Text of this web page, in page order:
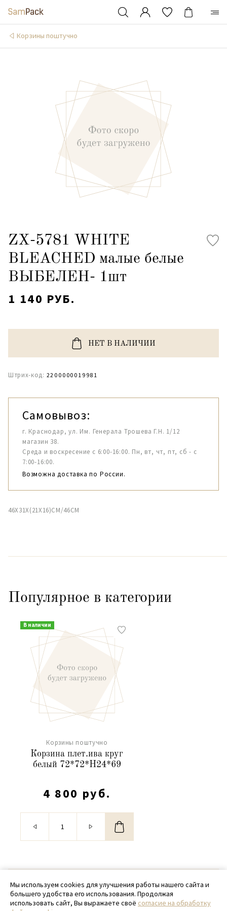
Корзины поштучно
ZX-5781 WHITE
BLEACHED малые белые
ВЫБЕЛЕН- 1шт
1 140 РУБ.
НЕТ В НАЛИЧИИ
Штрих-код: 2200000019981
Самовывоз:
г. Краснодар, ул. Им. Генерала Трошева Г.Н. 1/12
магазин 38.
Среда и воскресение с 6:00-16:00. Пн, вт, чт, пт, сб - с
7:00-16:00.
Возможна доставка по России.
46X31X(21X16)CM/46CM
Популярное в категории
В наличии
Корзины поштучно
Корзина плет.ива круг
белый 72*72*H24*69
4 800 руб.
© 2020 - 2026 SamPack
+ 7 (918) 699-97-87
Мы используем cookies для улучшения работы нашего сайта и
большего удобства его использования. Продолжая
использовать сайт, Вы выражаете своё согласие на обработку